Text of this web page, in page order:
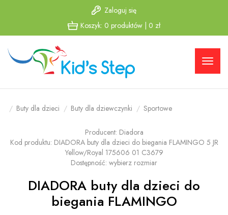
do menu
głównego
do
menu w
stopce
Zaloguj się
Koszyk: 0 produktów 0 zł
Buty dla dzieci Buty dla dziewczynki Sportowe
Producent: Diadora
Kod produktu: DIADORA buty dla dzieci do biegania FLAMINGO 5 JR
Yellow/Royal 175606 01 C3679
Dostępność: wybierz rozmiar
DIADORA buty dla dzieci do
biegania FLAMINGO